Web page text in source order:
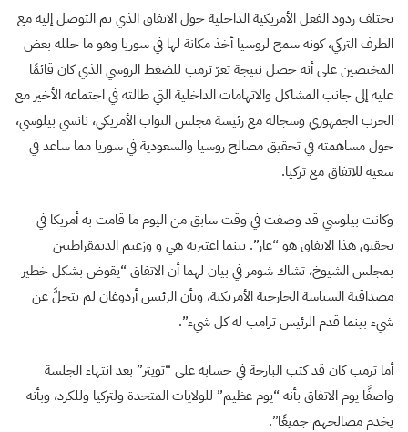
تختلف ردود الفعل الأمريكية الداخلية حول الاتفاق الذي تم التوصل إليه مع
الطرف التركي، كونه سمح لروسيا أخذ مكانة لها في سوريا وهو ما حلله بعض
المختصين على أنه حصل نتيجة تعرّ ترمب للضغط الروسي الذي كان قائمًا
عليه إلى جانب المشاكل والاتهامات الداخلية التي طالته في اجتماعه الأخير مع
الحزب الجمهوري وسجاله مع رئيسة مجلس النواب الأمريكي، نانسي بيلوسي،
حول مساهمته في تحقيق مصالح روسيا والسعودية في سوريا مما ساعد في
سعيه للاتفاق مع تركيا.
وكانت بيلوسي قد وصفت في وقت سابق من اليوم ما قامت به أمريكا في
تحقيق هذا الاتفاق هو “عار”. بينما اعتبرته هي و وزعيم الديمقراطيين
بمجلس الشيوخ، تشاك شومر في بيان لهما أن الاتفاق “يقوض بشكل خطير
مصداقية السياسة الخارجية الأمريكية، وبأن الرئيس أردوغان لم يتخلَّ عن
شيء بينما قدم الرئيس ترامب له كل شيء”.
أما ترمب كان قد كتب البارحة في حسابه على “تويتر” بعد انتهاء الجلسة
واصفًا يوم الاتفاق بأنه “يوم عظيم” للولايات المتحدة ولتركيا وللكرد، وبأنه
يخدم مصالحهم جميعًا”.